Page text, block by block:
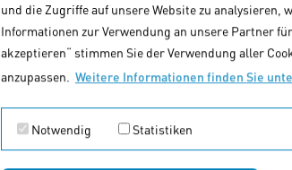
und die Zugriffe auf unsere Website zu
Informationen zur Verwendung an unsere Partner
akzeptieren“ stimmen Sie der Verwendung aller
anzupassen.
Weitere Informationen finden Sie
Notwendig Statistiken